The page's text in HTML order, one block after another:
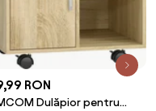
RON
Dulăpior pentru